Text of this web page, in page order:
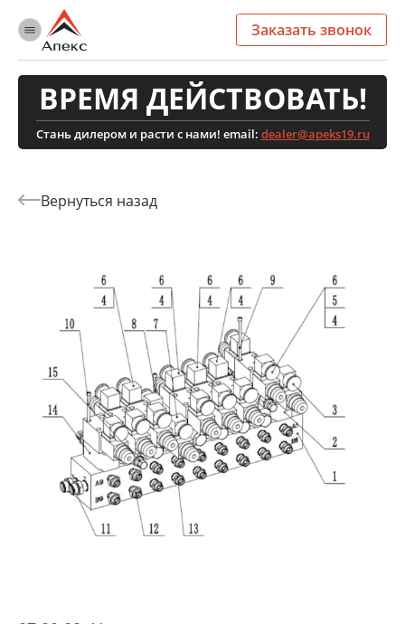
Заказать звонок
ВРЕМЯ ДЕЙСТВОВАТЬ!
Стань дилером и расти с нами! email: dealer@apeks19.ru